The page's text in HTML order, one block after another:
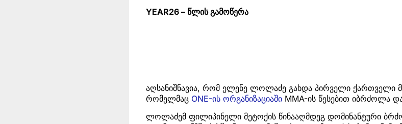
YEAR26 – წლის გამოწერა
აღსანიშნავია, რომ ელენე ლოლაძე გახდა პირველი
რომელმაც ONE-ის ორგანიზაციაში MMA-ის წესებით იბრძოლა
ლოლაძემ ფილიპინელი მეტოქის წინააღმდეგ დომინანტური